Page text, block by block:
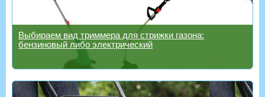
Выбираем вид триммера для стрижки газона:
бензиновый либо электрический